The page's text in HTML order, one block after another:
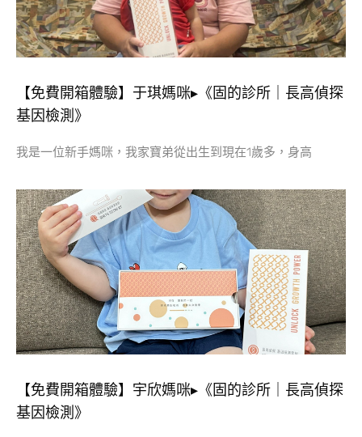
【免費開箱體驗】于琪媽咪▸《固的診所｜長高偵探
基因檢測》
我是一位新手媽咪，我家寶弟從出生到現在1歲多，身高
【免費開箱體驗】宇欣媽咪▸《固的診所｜長高偵探
基因檢測》